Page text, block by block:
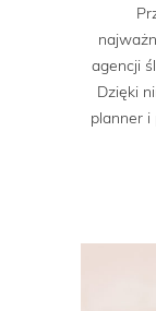
agencji
Dzięki
planner i